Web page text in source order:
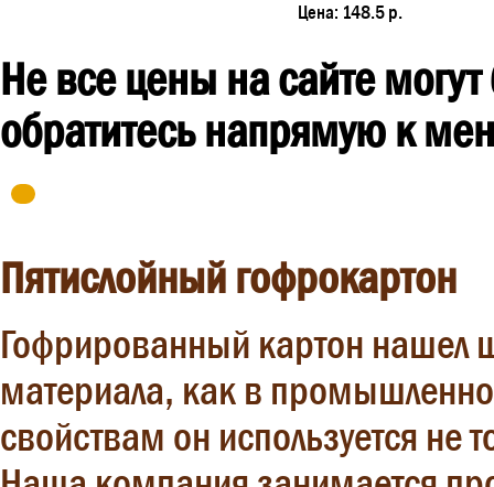
Цена: 148.5 р.
Не все цены на сайте
обратитесь напрямую к
Пятислойный гофрокартон
Гофрированный картон нашел
материала, как в
свойствам он используется не